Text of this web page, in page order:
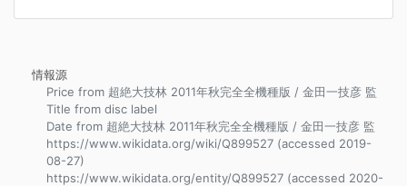
情報源
Price from 超絶大技林 2011年秋完全全機種版 / 金田一技彦 監
Title from disc label
Date from 超絶大技林 2011年秋完全全機種版 / 金田一技彦 監
https://www.wikidata.org/wiki/Q899527 (accessed 2019-
08-27)
https://www.wikidata.org/entity/Q899527 (accessed 2020-